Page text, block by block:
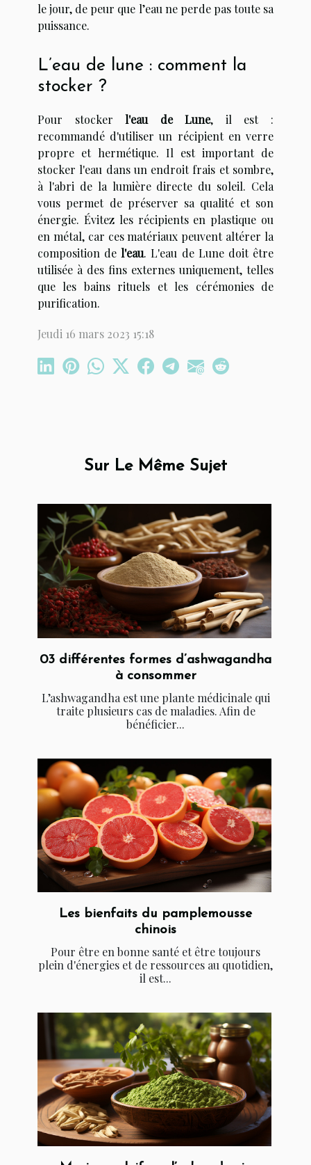
le jour, de peur que l’eau ne perde pas toute sa
puissance.
L’eau de lune : comment la
stocker ?
Pour stockerl'eau de Lune, il est :
recommandé d'utiliser un récipient en verre
propre et hermétique. Il est important de
stocker l'eau dans un endroit frais et sombre,
à l'abri de la lumière directe du soleil. Cela
vous permet de préserver sa qualité et son
énergie. Évitez les récipients en plastique ou
en métal, car ces matériaux peuvent altérer la
composition del'eau. L'eau de Lune doit être
utilisée à des fins externes uniquement, telles
que les bains rituels et les cérémonies de
purification.
Jeudi 16 mars 2023 15:18
Sur Le Même Sujet
03 différentes formes d’ashwagandha
à consommer
L’ashwagandha est une plante médicinale qui
traite plusieurs cas de maladies. Afin de
bénéficier...
Les bienfaits du pamplemousse
chinois
Pour être en bonne santé et être toujours
plein d'énergies et de ressources au quotidien,
il est...